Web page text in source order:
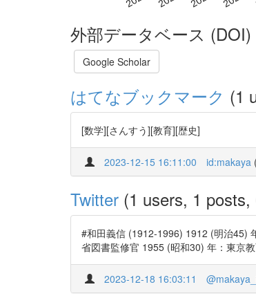
外部データベース (DOI)
Google Scholar
はてなブックマーク (1
[数学][さんすう][教育][歴史]
2023-12-15 16:11:00 id:makaya (
Twitter (1 users, 1
#和田義信 (1912-1996) 1912 (明治45)
省図書監修官 1955 (昭和30) 年：東京
2023-12-18 16:03:11